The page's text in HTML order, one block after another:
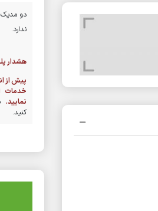
دو مدیک
ندارد.
هشدار
پیش از
خدمات
نمایید.
کنید.